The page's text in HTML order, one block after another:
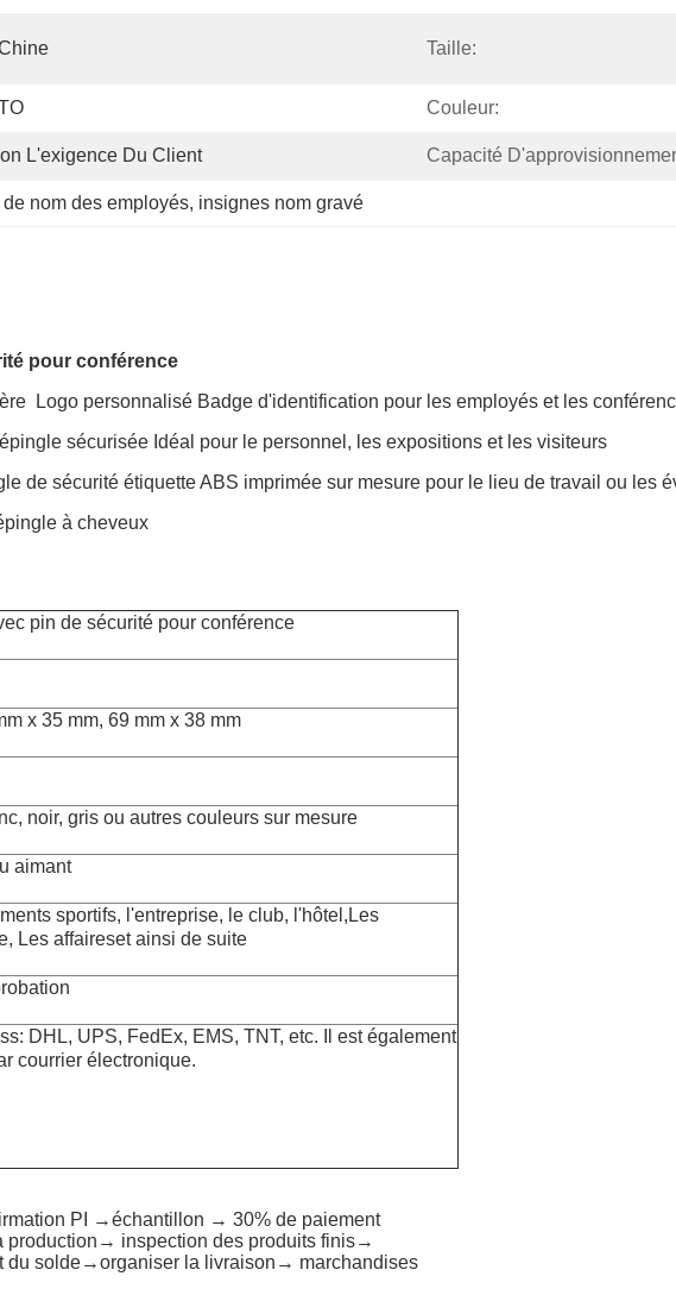
Taille:
Couleur:
L'exigence Du Client Capacité
nom des employés, insignes nom gravé
pour conférence
Logo personnalisé Badge d'identification pour les employés et les
sécurisée Idéal pour le personnel, les expositions et les visiteurs
de sécurité étiquette ABS imprimée sur mesure pour le lieu de travail ou les
à cheveux
pin de sécurité pour conférence
x 35 mm, 69 mm x 38 mm
noir, gris ou autres couleurs sur mesure
aimant
sportifs, l'entreprise, le club, l'hôtel, Les
Les affaireset ainsi de suite
DHL, UPS, FedEx, EMS, TNT, etc. Il est également
courrier électronique.
PI →échantillon → 30% de paiement
inspection des produits finis→
du solde→organiser la livraison→ marchandises